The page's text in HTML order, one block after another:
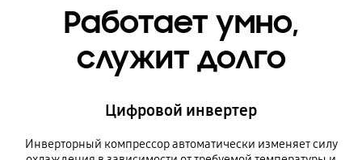
Работает умно,
служит долго
Цифровой инвертер
Инверторный компрессор автоматически изменяет силу